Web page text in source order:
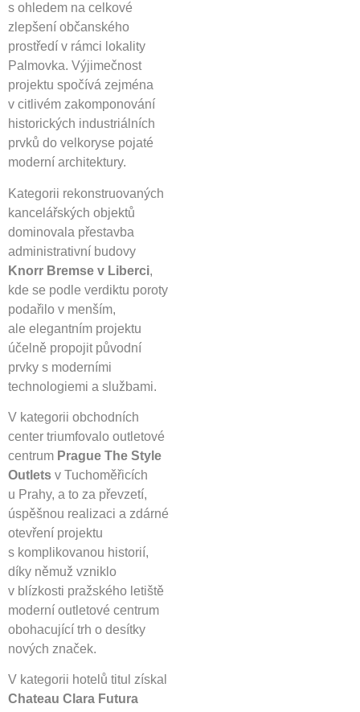
s ohledem na celkové
zlepšení občanského
prostředí v rámci lokality
Palmovka. Výjimečnost
projektu spočívá zejména
v citlivém zakomponování
historických industriálních
prvků do velkoryse pojaté
moderní architektury.
Kategorii rekonstruovaných
kancelářských objektů
dominovala přestavba
administrativní budovy
Knorr Bremse v Liberci,
kde se podle verdiktu poroty
podařilo v menším,
ale elegantním projektu
účelně propojit původní
prvky s moderními
technologiemi a službami.
V kategorii obchodních
center triumfovalo outletové
centrum Prague The Style
Outlets v Tuchoměřicích
u Prahy, a to za převzetí,
úspěšnou realizaci a zdárné
otevření projektu
s komplikovanou historií,
díky němuž vzniklo
v blízkosti pražského letiště
moderní outletové centrum
obohacující trh o desítky
nových značek.
V kategorii hotelů titul získal
Chateau Clara Futura